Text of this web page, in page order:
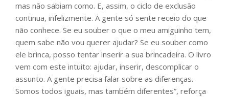
mas não sabiam como. E, assim, o ciclo de exclusão
continua, infelizmente. A gente só sente receio do que
não conhece. Se eu souber o que o meu amiguinho tem,
quem sabe não vou querer ajudar? Se eu souber como
ele brinca, posso tentar inserir a sua brincadeira. O livro
vem com este intuito: ajudar, inserir, descomplicar o
assunto. A gente precisa falar sobre as diferenças.
Somos todos iguais, mas também diferentes”, reforça